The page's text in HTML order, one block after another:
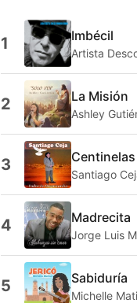
1 Imbécil
Artista
2 La Misión
Ashley
3 Santiago
4 Madrecita
Jorge Luis
5 Sabiduría
Michelle